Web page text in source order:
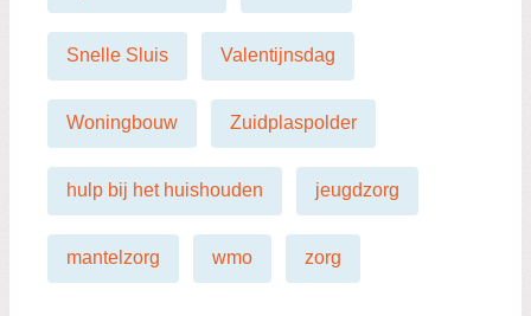
Snelle Sluis Valentijnsdag
Woningbouw Zuidplaspolder
hulp bij het huishouden jeugdzorg
mantelzorg wmo zorg